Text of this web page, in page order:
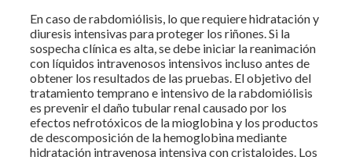
En caso de rabdomiólisis, lo que requiere hidratación y
diuresis intensivas para proteger los riñones. Si la
sospecha clínica es alta, se debe iniciar la reanimación
con líquidos intravenosos intensivos incluso antes de
obtener los resultados de las pruebas. El objetivo del
tratamiento temprano e intensivo de la rabdomiólisis
es prevenir el daño tubular renal causado por los
efectos nefrotóxicos de la mioglobina y los productos
de descomposición de la hemoglobina mediante
hidratación intravenosa intensiva con cristaloides. Los